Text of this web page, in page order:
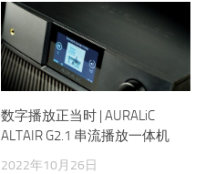
数字播放正当时 | AURALiC
ALTAIR G2.1 串流播放一体机
2022年10月26日